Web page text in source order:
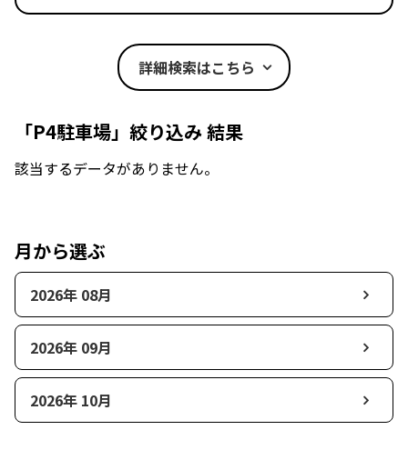
詳細検索はこちら
「P4駐車場」絞り込み 結果
該当するデータがありません。
月から選ぶ
2026年 08月
2026年 09月
2026年 10月